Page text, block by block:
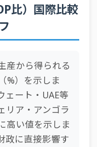
比）国際比較
産から得られる
%）を示しま
ェート・UAE等
リア・アンゴラ
高い値を示しま
政に直接影響す